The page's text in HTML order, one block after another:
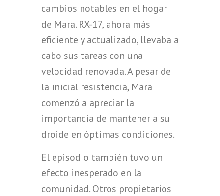
cambios notables en el hogar
de Mara. RX-17, ahora más
eficiente y actualizado, llevaba a
cabo sus tareas con una
velocidad renovada. A pesar de
la inicial resistencia, Mara
comenzó a apreciar la
importancia de mantener a su
droide en óptimas condiciones.
El episodio también tuvo un
efecto inesperado en la
comunidad. Otros propietarios